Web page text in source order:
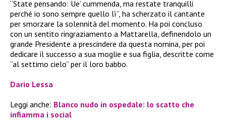
“State pensando: Ue’ cummenda, ma restate tranquilli
perché io sono sempre quello lì”, ha scherzato il cantante
per smorzare la solennità del momento. Ha poi concluso
con un sentito ringraziamento a Mattarella, definendolo un
grande Presidente a prescindere da questa nomina, per poi
dedicare il successo a sua moglie e sua figlia, descritte come
“al settimo cielo” per il loro babbo.
Dario Lessa
Leggi anche: Blanco nudo in ospedale: lo scatto che
infiamma i social